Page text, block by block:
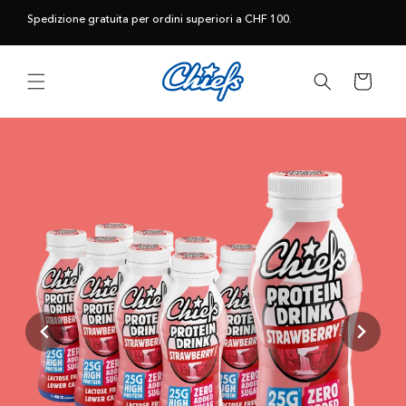
direttamente
Spedizione gratuita per ordini superiori a CHF 100.
Carrello